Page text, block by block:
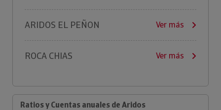
ARIDOS EL PEÑON Ver más
ROCA CHIAS Ver más
Ratios y Cuentas anuales de Aridos